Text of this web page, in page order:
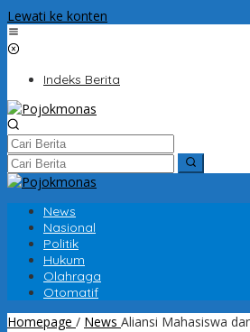
Lewati ke konten
Indeks Berita
News
Nasional
Politik
Hukum
Olahraga
Otomatif
Homepage / News Aliansi Mahasiswa